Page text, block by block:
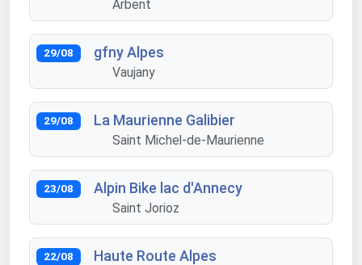
Arbent
29/08 gfny Alpes
Vaujany
29/08 La Maurienne Galibier
Saint Michel-de-Maurienne
23/08 Alpin Bike lac d'Annecy
Saint Jorioz
22/08 Haute Route Alpes